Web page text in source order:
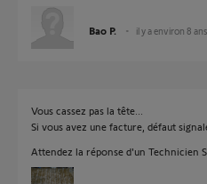
Bao P. il y a environ 8 ans
Vous cassez pas la tête...
Si vous avez une facture, défaut
Attendez la réponse d'un Technicien